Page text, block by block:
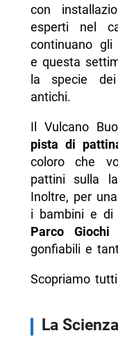
con
esperti nel
continuano
e questa
la specie
antichi.
Il Vulcano
pista di
coloro che
pattini sulla
Inoltre, per
i bambini e di
Parco Giochi
gonfiabili e
Scopriamo
La